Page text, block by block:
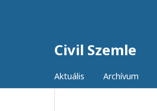
Civil Szemle
Aktuális Archívum